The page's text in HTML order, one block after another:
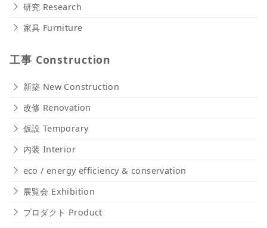
研究 Research
家具 Furniture
工事 Construction
新築 New Construction
改修 Renovation
仮設 Temporary
内装 Interior
eco / energy efficiency & conservation
展覧会 Exhibition
プロダクト Product